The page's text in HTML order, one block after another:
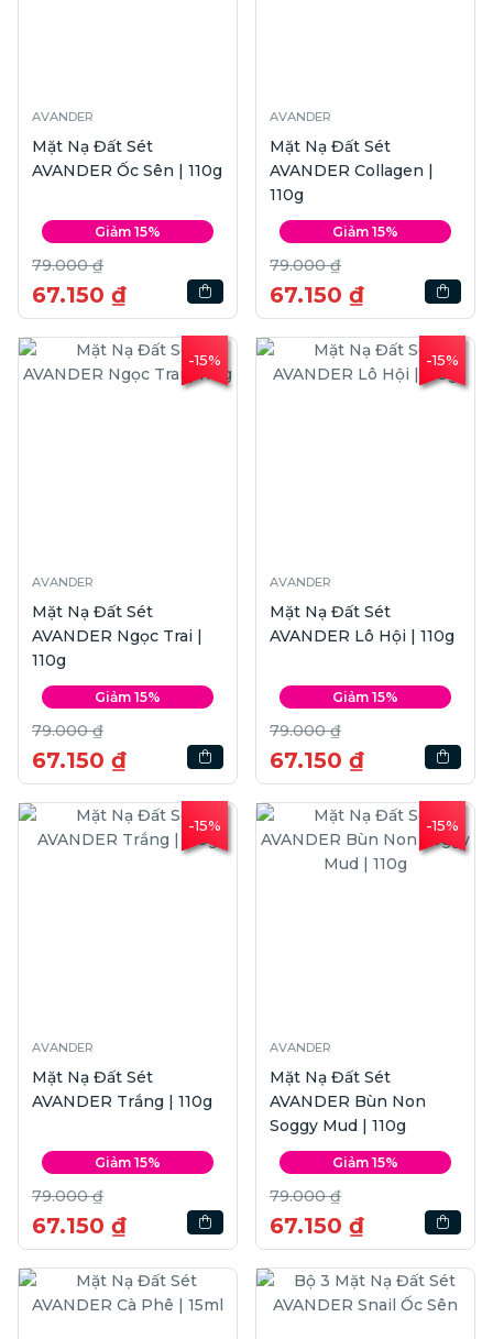
AVANDER
Mặt Nạ Đất Sét
AVANDER Ốc Sên | 110g
Giảm 15%
79.000 ₫
67.150 ₫
AVANDER
Mặt Nạ Đất Sét
AVANDER Collagen |
110g
Giảm 15%
79.000 ₫
67.150 ₫
-15%
AVANDER
Mặt Nạ Đất Sét
AVANDER Ngọc Trai |
110g
Giảm 15%
79.000 ₫
67.150 ₫
-15%
AVANDER
Mặt Nạ Đất Sét
AVANDER Lô Hội | 110g
Giảm 15%
79.000 ₫
67.150 ₫
-15%
AVANDER
Mặt Nạ Đất Sét
AVANDER Trắng | 110g
Giảm 15%
79.000 ₫
67.150 ₫
-15%
AVANDER
Mặt Nạ Đất Sét
AVANDER Bùn Non
Soggy Mud | 110g
Giảm 15%
79.000 ₫
67.150 ₫